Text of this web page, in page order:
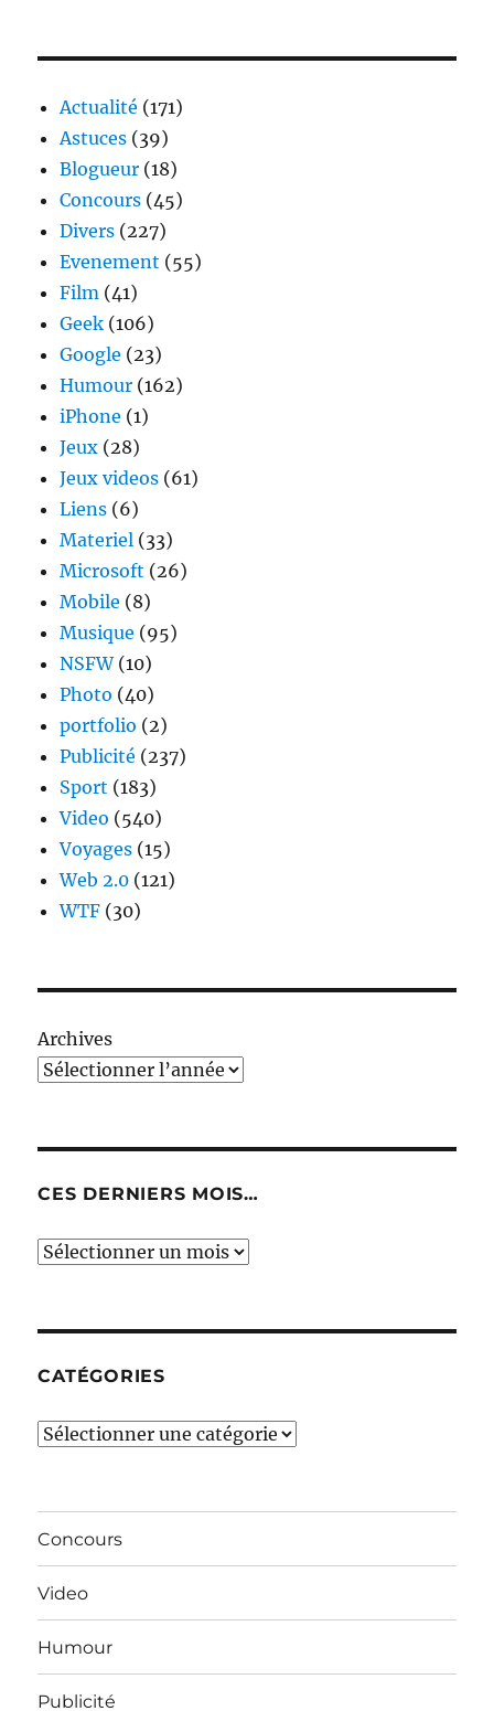
saveur
Danette
Actualité (171)
Astuces (39)
Blogueur (18)
Concours (45)
Divers (227)
Evenement (55)
Film (41)
Geek (106)
Google (23)
Humour (162)
iPhone (1)
Jeux (28)
Jeux videos (61)
Liens (6)
Materiel (33)
Microsoft (26)
Mobile (8)
Musique (95)
NSFW(10)
Photo (40)
portfolio (2)
Publicité (237)
Sport (183)
Video (540)
Voyages (15)
Web 2.0 (121)
WTF (30)
Archives
CES DERNIERS MOIS…
Ces
CATÉGORIES
Catégories
Concours
Video
Humour
Publicité